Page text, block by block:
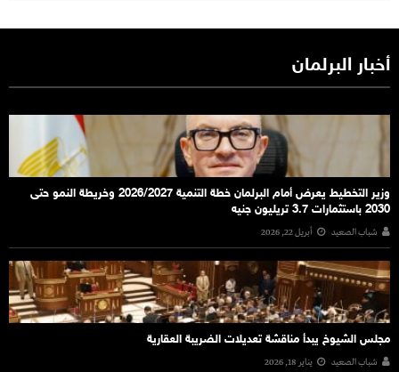
أخبار البرلمان
وزير التخطيط يعرض أمام البرلمان خطة التنمية 2026/2027 وخريطة النمو حتى
2030 باستثمارات 3.7 تريليون جنيه
شباب الصعيد أبريل 22, 2026
مجلس الشيوخ يبدأ مناقشة تعديلات الضريبة العقارية
شباب الصعيد يناير 18, 2026